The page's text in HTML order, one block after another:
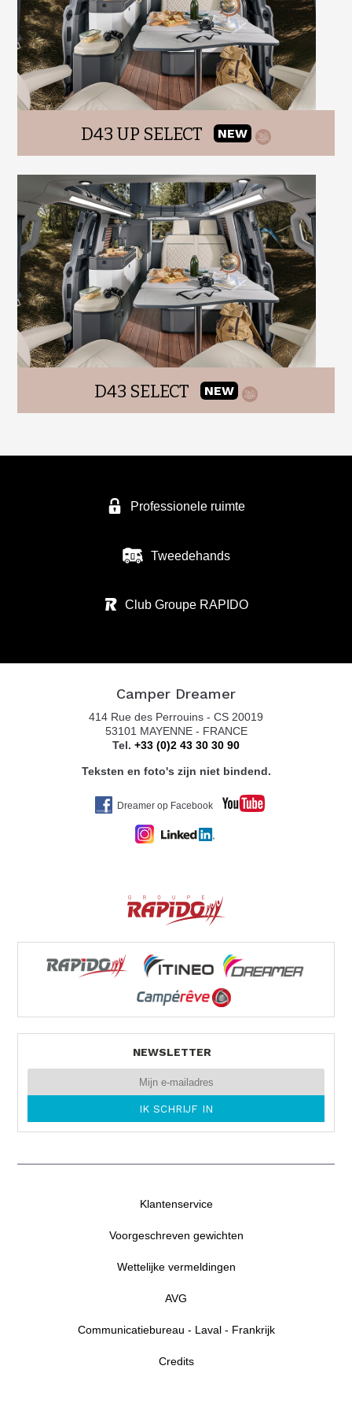
D43 UP SELECT NEW
D43 SELECT NEW
Professionele ruimte
Tweedehands
Club Groupe RAPIDO
Camper Dreamer
414 Rue des Perrouins - CS 20019
53101 MAYENNE - FRANCE
Tel. +33 (0)2 43 30 30 90
Teksten en foto's zijn niet bindend.
Dreamer op Facebook
NEWSLETTER
Klantenservice
Voorgeschreven gewichten
Wettelijke vermeldingen
AVG
Communicatiebureau - Laval - Frankrijk
Credits